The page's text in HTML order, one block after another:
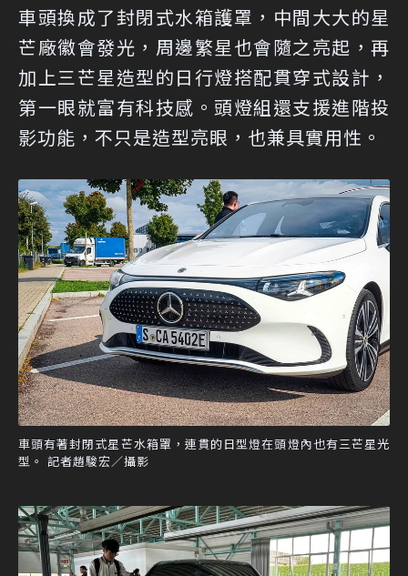
車頭換成了封閉式水箱護罩，中間大大的星
芒廠徽會發光，周邊繁星也會隨之亮起，再
加上三芒星造型的日行燈搭配貫穿式設計，
第一眼就富有科技感。頭燈組還支援進階投
影功能，不只是造型亮眼，也兼具實用性。
車頭有著封閉式星芒水箱罩，連貫的日型燈在頭燈內也有三芒星光
型。 記者趙駿宏／攝影